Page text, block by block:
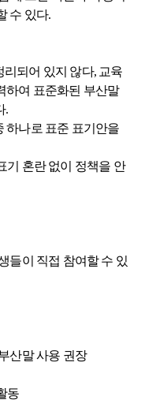
수 있다.
되어 있지 않다, 교육
하여 표준화된 부산말
.
하나로 표준 표기안을
기 혼란 없이 정책을 안
들이 직접 참여할 수 있
산말 사용 권장
동